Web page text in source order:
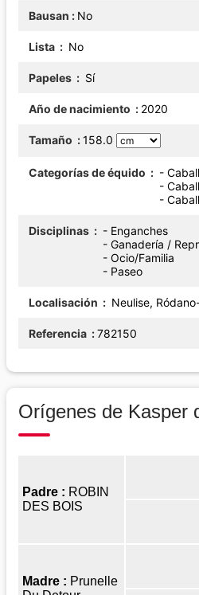
Bausan No
Lista No
Papeles Sí
Año de nacimiento 2020
Tamaño 158.0
Categorías de équido
-
-
-
Disciplinas
- Enganches
- Ganadería /
- Ocio/Familia
- Paseo
Localisación Neulise,
Referencia 782150
Orígenes de Kasper
Padre : ROBIN
DES BOIS
Madre : Prunelle